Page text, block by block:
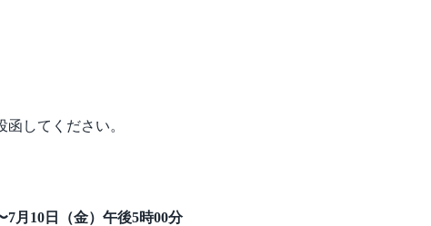
函してください。
7月10日（金）午後5時00分